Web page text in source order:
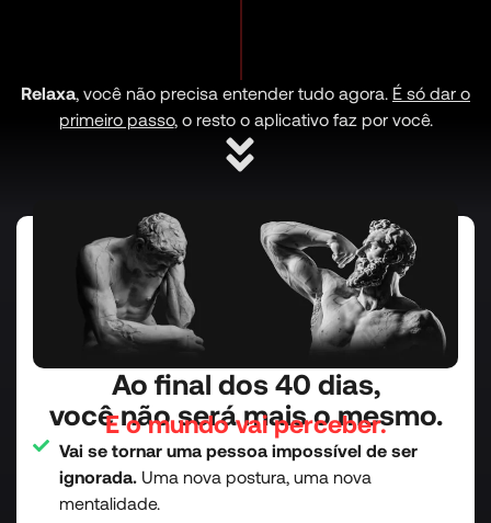
Relaxa, você não precisa entender tudo agora. É só dar o
primeiro passo, o resto o aplicativo faz por você.
Ao final dos 40 dias,
você não será mais o mesmo.
E o mundo vai perceber.
Vai se tornar uma pessoa impossível de ser
ignorada. Uma nova postura, uma nova
mentalidade.